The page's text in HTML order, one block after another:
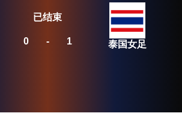
0 - 1
已结束
泰国女足